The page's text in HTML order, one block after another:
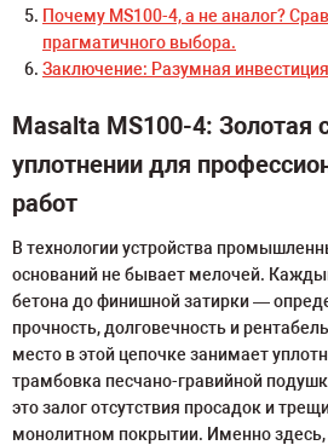
Почему MS100-4, а не аналог?
прагматичного выбора.
Заключение: Разумная
Masalta MS100-4: Золотая
уплотнении для
работ
В технологии устройства
оснований не бывает мелочей.
бетона до финишной затирки —
прочность, долговечность и
место в этой цепочке занимает
трамбовка песчано-гравийной
это залог отсутствия просадок и
монолитном покрытии. Именно